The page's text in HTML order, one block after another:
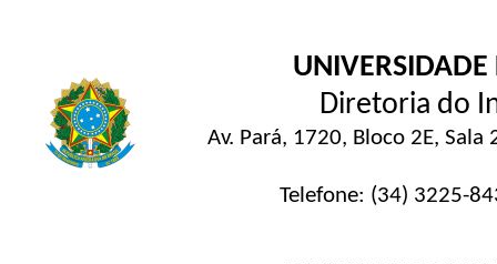
Diretoria do
Av. Pará, 1720, Bloco 2E,
Telefone: (34) 3225-